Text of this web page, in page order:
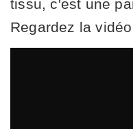
tissu, c'est une
Regardez la